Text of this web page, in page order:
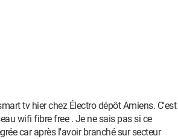
tv hier chez Électro dépôt Amiens. C'est
wifi fibre free . Je ne sais pas si ce
car après l'avoir branché sur secteur